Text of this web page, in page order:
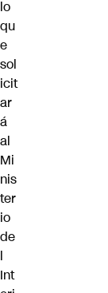
lo
qu
e
sol
icit
ar
á
al
Mi
nis
ter
io
de
l
Int